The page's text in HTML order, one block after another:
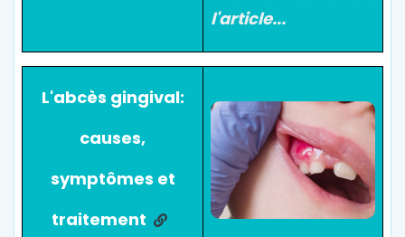
l'article...
L'abcès gingival:
causes,
symptômes et
traitement